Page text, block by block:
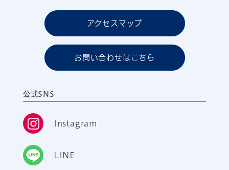
アクセスマップ
お問い合わせはこちら
公式SNS
Instagram
LINE